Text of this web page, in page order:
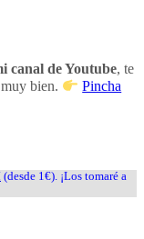
canal de Youtube, te
bien.
Pincha
(desde 1€). ¡Los tomaré a